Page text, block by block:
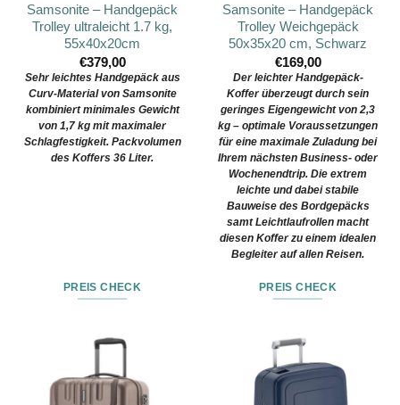
Samsonite – Handgepäck
Trolley ultraleicht 1.7 kg,
55x40x20cm
€379,00
Sehr leichtes Handgepäck aus
Curv-Material von Samsonite
kombiniert minimales Gewicht
von 1,7 kg mit maximaler
Schlagfestigkeit. Packvolumen
des Koffers 36 Liter.
PREIS CHECK
Samsonite – Handgepäck
Trolley Weichgepäck
50x35x20 cm, Schwarz
€169,00
Der leichter Handgepäck-
Koffer überzeugt durch sein
geringes Eigengewicht von 2,3
kg – optimale Voraussetzungen
für eine maximale Zuladung bei
Ihrem nächsten Business- oder
Wochenendtrip. Die extrem
leichte und dabei stabile
Bauweise des Bordgepäcks
samt Leichtlaufrollen macht
diesen Koffer zu einem idealen
Begleiter auf allen Reisen.
PREIS CHECK